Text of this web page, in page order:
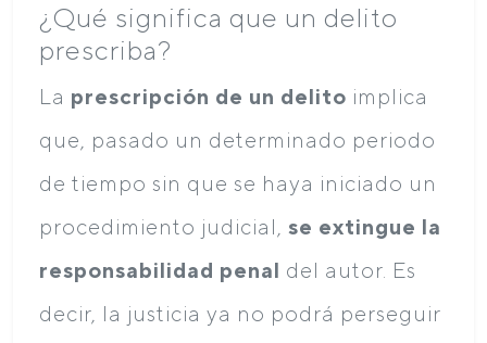
¿Qué significa que un delito
prescriba?
La prescripción de un delito implica
que, pasado un determinado periodo
de tiempo sin que se haya iniciado un
procedimiento judicial, se extingue la
responsabilidad penal del autor. Es
decir, la justicia ya no podrá perseguir